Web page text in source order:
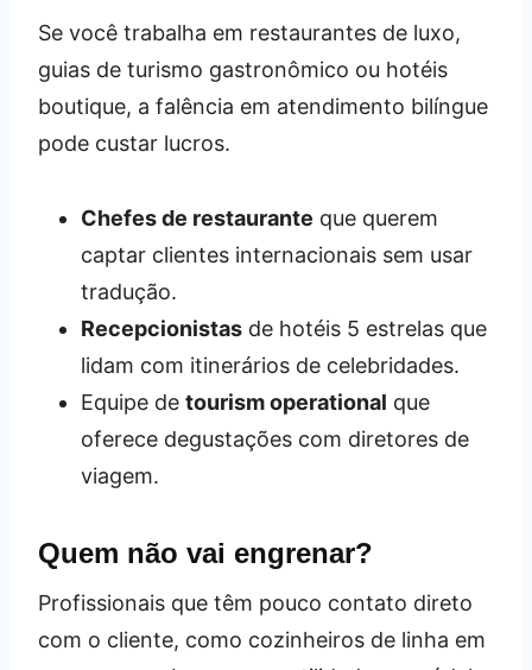
Se você trabalha em restaurantes de luxo,
guias de turismo gastronômico ou hotéis
boutique, a falência em atendimento bilíngue
pode custar lucros.
Chefes de restaurante que querem
captar clientes internacionais sem usar
tradução.
Recepcionistas de hotéis 5 estrelas que
lidam com itinerários de celebridades.
Equipe de tourism operational que
oferece degustações com diretores de
viagem.
Quem não vai engrenar?
Profissionais que têm pouco contato direto
com o cliente, como cozinheiros de linha em